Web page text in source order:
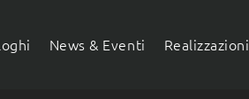
News & Eventi Realizzazioni